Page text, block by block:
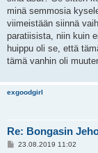
minä semmosia
viimeistään siinnä
paratiisista, niin kuin
huippu oli se, että
tämä vanhin oli
exgoodgirl
Re: Bongasin
V23.08.2019 11:02